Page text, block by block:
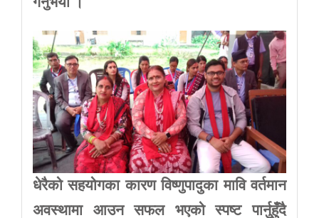
धेरैको सहयोगका कारण विष्णुपादुका मावि वर्तमान
अवस्थामा आउन सफल भएको स्पष्ट पार्नुहुँदै